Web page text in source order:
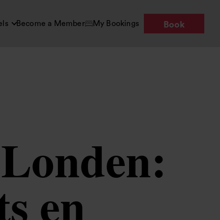
Become a Member My Bookings Book
en